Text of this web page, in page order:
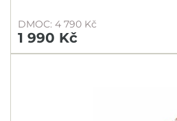
DMOC: 4 790 Kč
1 990 Kč